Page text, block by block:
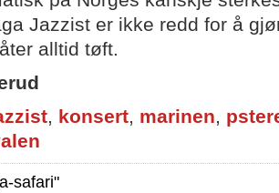
Jazzist er ikke redd for å
alltid tøft.
, konsert, marinen,
safari"